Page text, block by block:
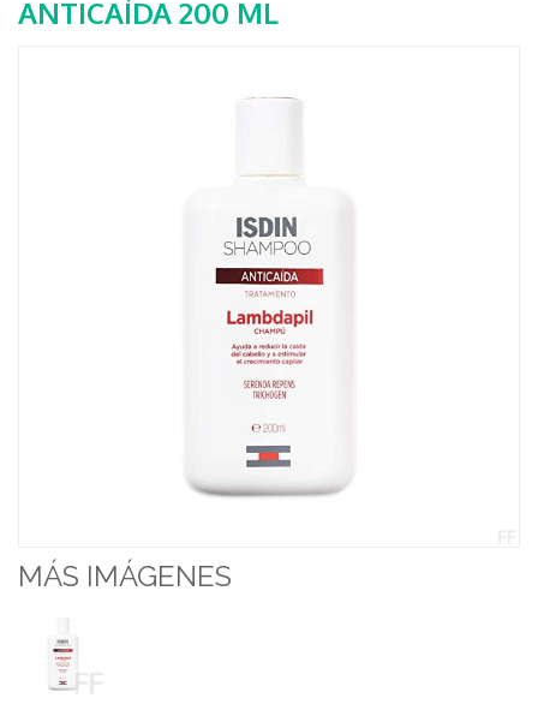
ANTICAÍDA 200 ML
MÁS IMÁGENES